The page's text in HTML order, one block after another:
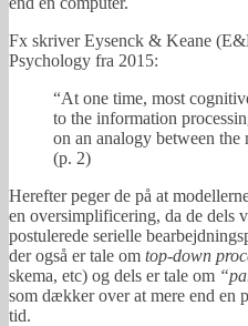
Fx skriver Eysenck & Keane
Psychology fra 2015:
“At one time, most
to the information
on an analogy between the
(p. 2)
Herefter peger de på at
en oversimplificering, da de dels
postulerede serielle
der også er tale om top-down
skema, etc) og dels er tale om
som dækker over at mere end en
tid.